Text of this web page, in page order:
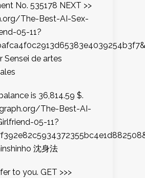
No. 535178 NEXT >>
The-Best-AI-Sex-
05-11?
Sensei de artes
is 36,814.59 $.
The-Best-AI-
05-11?
沈身法
to you. GET >>>